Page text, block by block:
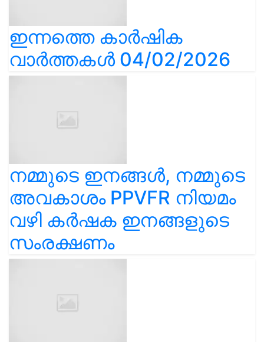
ഇന്നത്തെ കാർഷിക
വാർത്തകൾ 04/02/2026
നമ്മുടെ ഇനങ്ങൾ, നമ്മുടെ
അവകാശം PPVFR നിയമം
വഴി കർഷക ഇനങ്ങളുടെ
സംരക്ഷണം